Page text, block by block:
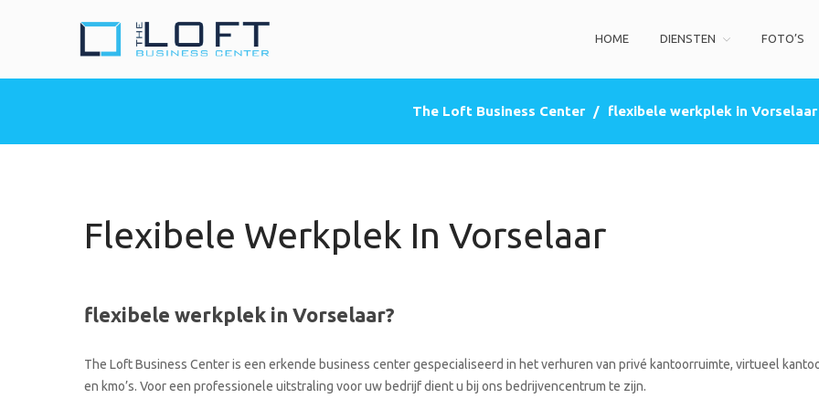
HOME DIENSTEN FOTO’S
The Loft Business Center / flexibele werkplek in Vorselaar
Flexibele Werkplek In Vorselaar
flexibele werkplek in Vorselaar?
The Loft Business Center is een erkende business center gespecialiseerd in het verhuren van privé kantoorruimte, virtueel
en kmo’s. Voor een professionele uitstraling voor uw bedrijf dient u bij ons bedrijvencentrum te zijn.